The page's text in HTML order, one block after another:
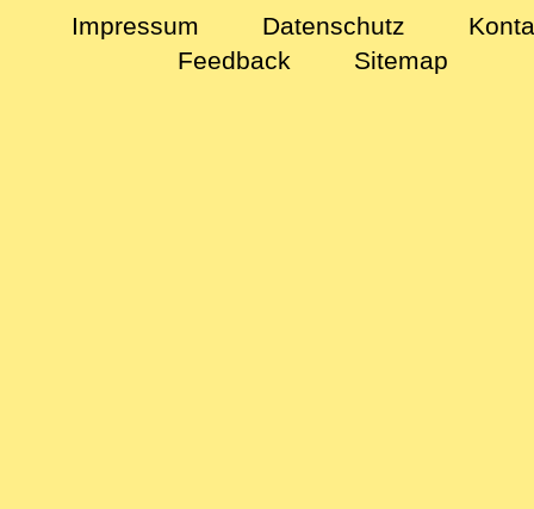
Impressum Datenschutz
Feedback
Sitemap